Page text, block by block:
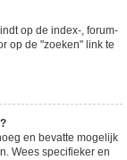
op de index-, forum-
op de "zoeken" link te
en bevatte mogelijk
Wees specifieker en